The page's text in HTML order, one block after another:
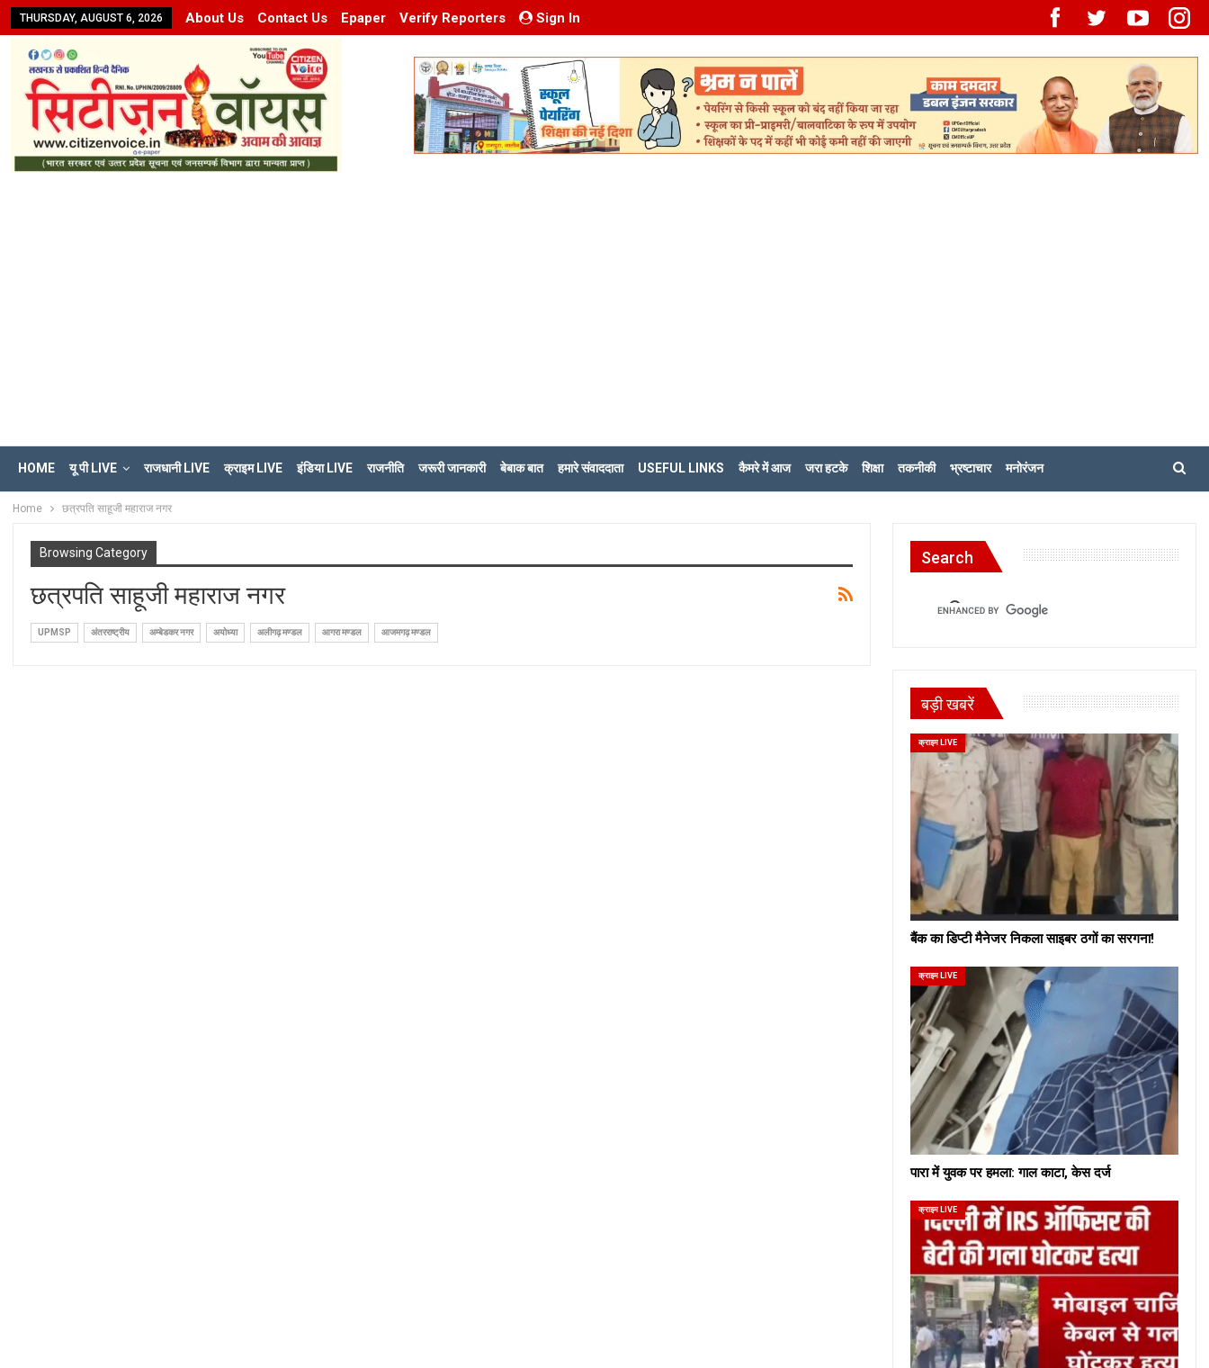
THURSDAY, AUGUST 6, 2026 About Us Contact Us Epaper Verify Reporters Sign In
HOME यू पी LIVE राजधानी LIVE क्राइम LIVE इंडिया LIVE राजनीति जरूरी जानकारी बेबाक बात हमारे संवाददाता USEFUL LINKS कैमरे में आज जरा हटके शिक्षा तकनीकी भ्रष्टाचार मनोरंजन
Home छत्रपति साहूजी महाराज नगर
Browsing Category
छत्रपति साहूजी महाराज नगर
UPMSP अंतरराष्ट्रीय अम्बेडकर नगर अयोध्या अलीगढ़ मण्डल आगरा मण्डल आजमगढ़ मण्डल
Search
बड़ी खबरें
क्राइम LIVE
बैंक का डिप्टी मैनेजर निकला साइबर ठगों का सरगना!
क्राइम LIVE
पारा में युवक पर हमला: गाल काटा, केस दर्ज
क्राइम LIVE